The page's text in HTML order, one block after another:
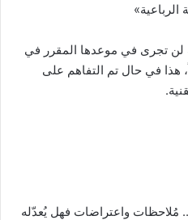
لن تجرى في موعدها المقرر في
هذا في حال تم التفاهم على
67 أكثرياً و61 نسبياً.. مُلاحظات واعتراضات فهل يُعدّله